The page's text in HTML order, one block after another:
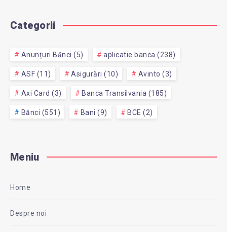
Categorii
Anunțuri Bănci (5) aplicatie banca (238)
ASF (11) Asigurări (10) Avinto (3)
Axi Card (3) Banca Transilvania (185)
Bănci (551) Bani (9) BCE (2)
Meniu
Home
Despre noi